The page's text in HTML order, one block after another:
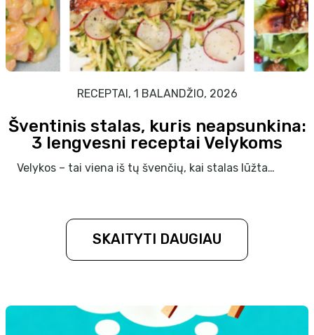
RECEPTAI, 1 BALANDŽIO, 2026
Šventinis stalas, kuris neapsunkina:
3 lengvesni receptai Velykoms
Velykos – tai viena iš tų švenčių, kai stalas lūžta…
SKAITYTI DAUGIAU